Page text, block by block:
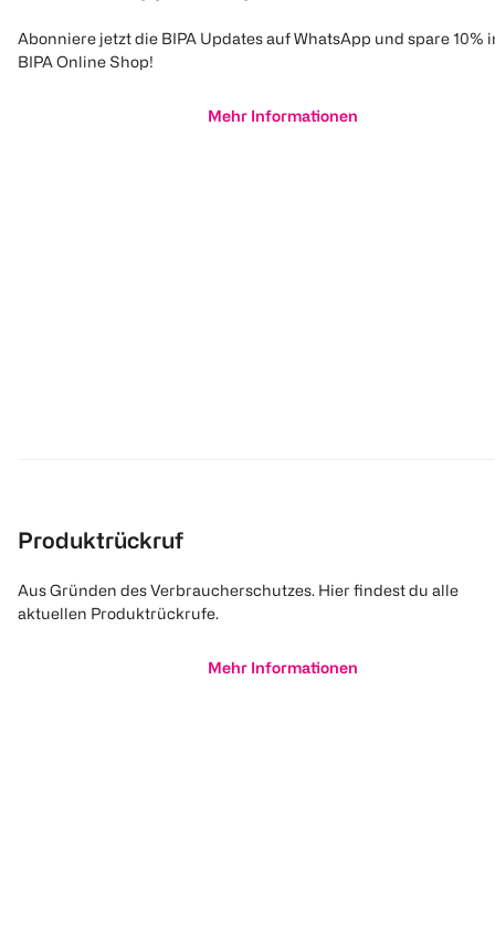
Abonniere jetzt die BIPA Updates auf WhatsApp und spare 10%
BIPA Online Shop!
Mehr Informationen
Produktrückruf
Aus Gründen des Verbraucherschutzes. Hier findest du alle
aktuellen Produktrückrufe.
Mehr Informationen